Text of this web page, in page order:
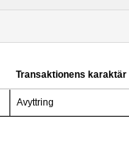
Transaktionens karaktär
Avyttring